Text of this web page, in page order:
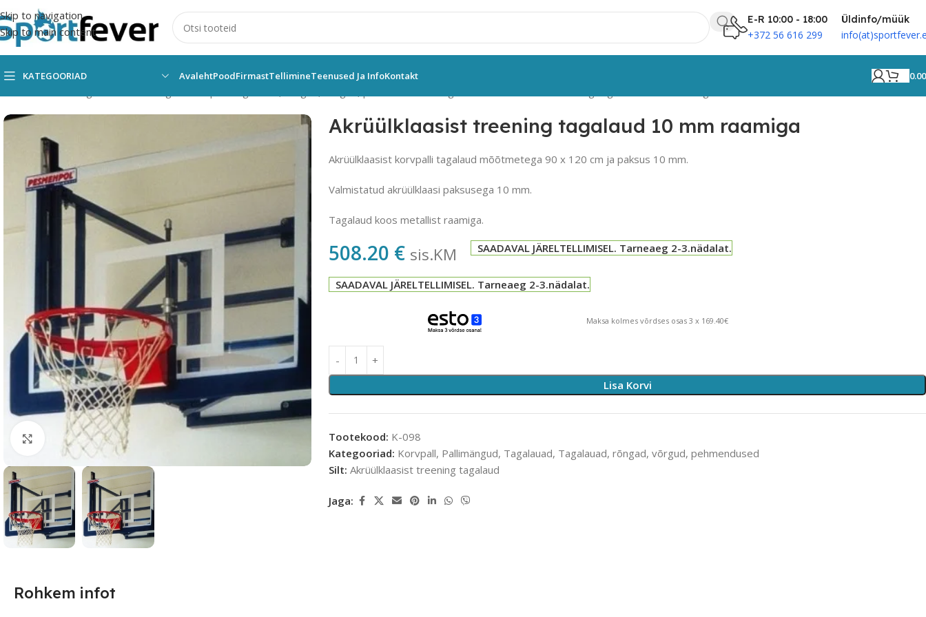
Skip to navigation
Skip to main content
E-R 10:00 - 18:00
+372 56 616 299
Üldinfo/müük
KATEGOORIAD AvalehtPoodFirmastTellimineTeenused Ja InfoKontakt
Suurendamiseks klõpsake
Akrüülklaasist treening tagalaud 10 mm raamiga
Akrüülklaasist korvpalli tagalaud mõõtmetega 90 x 120 cm ja paksus 10 mm.
Valmistatud akrüülklaasi paksusega 10 mm.
Tagalaud koos metallist raamiga.
508.20 € sis.KM SAADAVAL JÄRELTELLIMISEL. Tarneaeg 2-3.nädalat.
SAADAVAL JÄRELTELLIMISEL. Tarneaeg 2-3.nädalat.
Maksa kolmes võrdses osas 3 x 169.40€
Lisa Korvi
Tootekood: K-098
Kategooriad: Korvpall, Pallimängud, Tagalauad, Tagalauad, rõngad, võrgud, pehmendused
Silt: Akrüülklaasist treening tagalaud
Jaga:
Rohkem infot